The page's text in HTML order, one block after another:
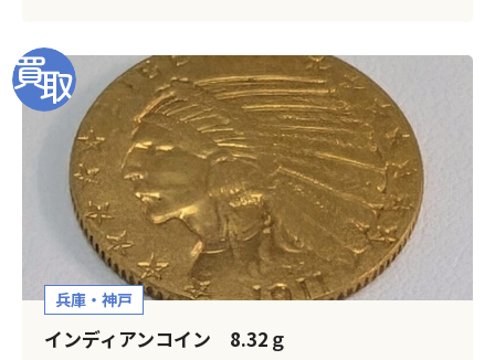
兵庫・神戸
インディアンコイン 8.32ｇ